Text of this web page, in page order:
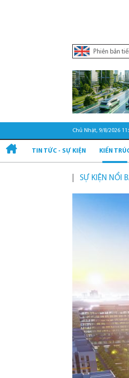
Phiên bản
Chủ Nhật, 9/8/2026
TIN TỨC - SỰ KIỆN KIẾN
SỰ KIỆN NỔI